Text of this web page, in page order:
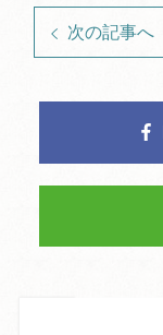
次の記事へ